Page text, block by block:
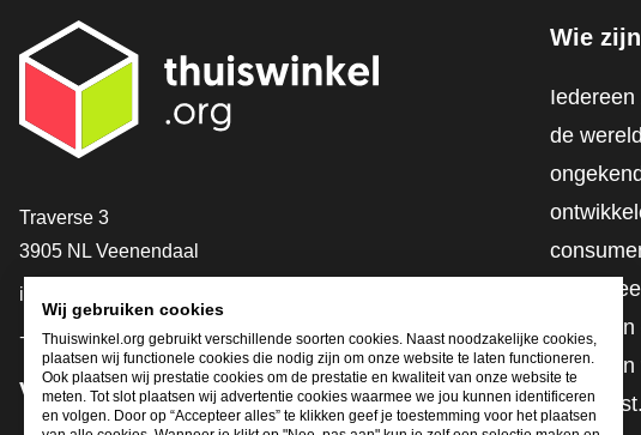
Contact
Traverse 3
3905 NL Veenendaal
info@thuiswinkel.org
+31 (0)318 64 85 75
Volg je ons al?
Wie
de
naar een
Wij gebruiken cookies
Thuiswinkel.org gebruikt verschillende soorten cookies. Naast noodzakelijke cookies,
plaatsen wij functionele cookies die nodig zijn om onze website te laten functioneren.
Ook plaatsen wij prestatie cookies om de prestatie en kwaliteit van onze website te
meten. Tot slot plaatsen wij advertentie cookies waarmee we jou kunnen identificeren
en volgen. Door op “Accepteer alles” te klikken geef je toestemming voor het plaatsen